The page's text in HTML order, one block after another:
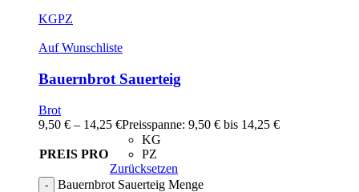
KGPZ
Auf Wunschliste
Bauernbrot Sauerteig
Brot
9,50 € – 14,25 €Preisspanne: 9,50 € bis 14,25 €
PREIS PRO
KG
PZ
Zurücksetzen
Bauernbrot Sauerteig Menge